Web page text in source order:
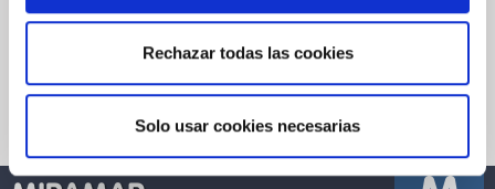
Rechazar todas las cookies
Solo usar cookies necesarias
Financiación
Información útil
Política de Cookies
Quienes somos
Política de Privacidad
Términos de Uso y Aviso Legal